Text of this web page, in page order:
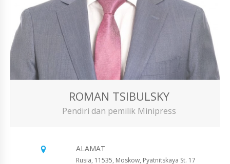
ROMAN TSIBULSKY
Pendiri dan pemilik Minipress
ALAMAT
Rusia, 11535, Moskow, Pyatnitskaya St. 17